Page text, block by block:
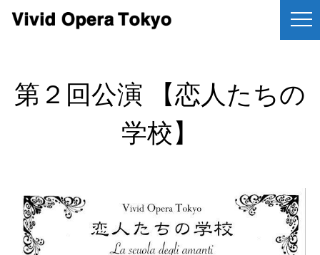
第２回公演 【恋人たちの
学校】